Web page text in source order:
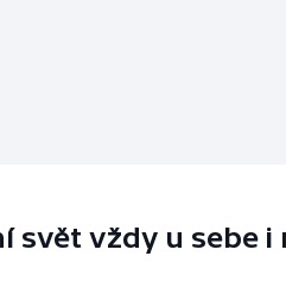
svět vždy u sebe i